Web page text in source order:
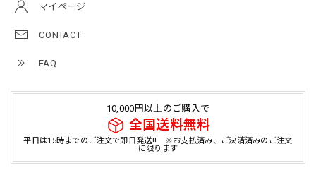
マイページ
CONTACT
FAQ
10,000円以上のご購入で
全国送料無料
平日は15時までのご注文で即日発送!! ※お支払済み、ご決済済みのご注文
に限ります